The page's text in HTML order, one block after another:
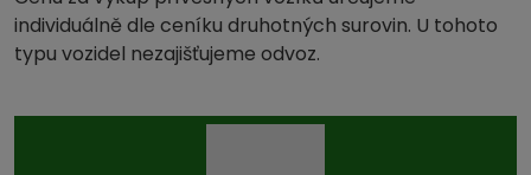
individuálně dle ceníku druhotných surovin. U tohoto
typu vozidel nezajišťujeme odvoz.